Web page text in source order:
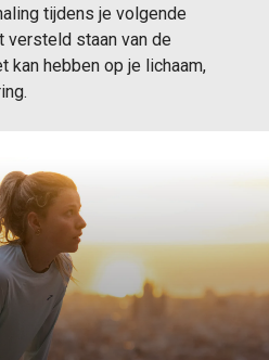
tijdens je volgende
staan van de
kan hebben op je lichaam,